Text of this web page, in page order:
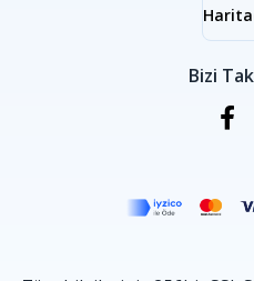
Bizi